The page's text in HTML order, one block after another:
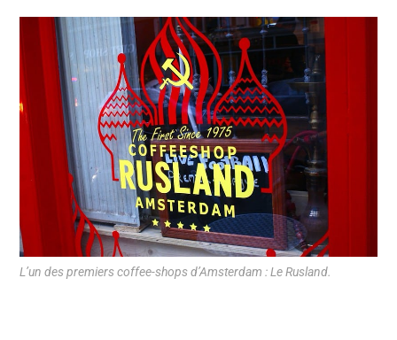
L’un des premiers coffee-shops d’Amsterdam : Le Rusland.